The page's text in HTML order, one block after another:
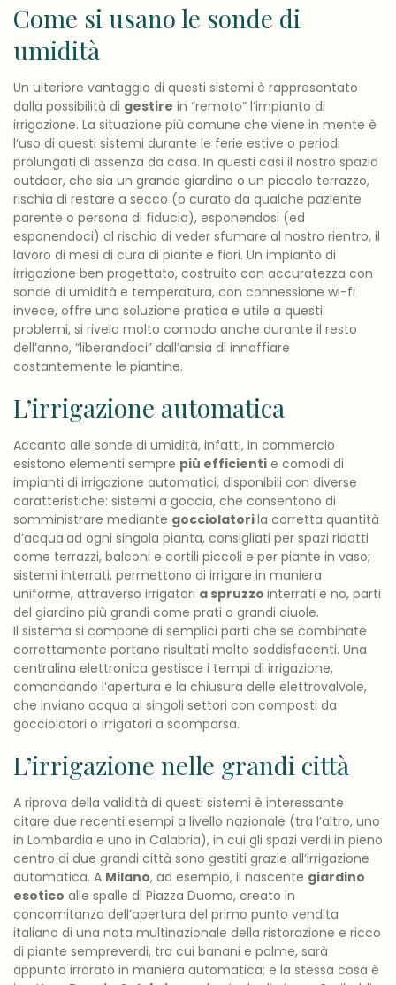
Come si usano le sonde di
umidità
Un ulteriore vantaggio di questi sistemi è rappresentato
dalla possibilità di gestire in “remoto” l’impianto di
irrigazione. La situazione più comune che viene in mente è
l’uso di questi sistemi durante le ferie estive o periodi
prolungati di assenza da casa. In questi casi il nostro spazio
outdoor, che sia un grande giardino o un piccolo terrazzo,
rischia di restare a secco (o curato da qualche paziente
parente o persona di fiducia), esponendosi (ed
esponendoci) al rischio di veder sfumare al nostro rientro, il
lavoro di mesi di cura di piante e fiori. Un impianto di
irrigazione ben progettato, costruito con accuratezza con
sonde di umidità e temperatura, con connessione wi-fi
invece, offre una soluzione pratica e utile a questi
problemi, si rivela molto comodo anche durante il resto
dell’anno, “liberandoci” dall’ansia di innaffiare
costantemente le piantine.
L’irrigazione automatica
Accanto alle sonde di umidità, infatti, in commercio
esistono elementi sempre più efficienti e comodi di
impianti di irrigazione automatici, disponibili con diverse
caratteristiche: sistemi a goccia, che consentono di
somministrare mediante gocciolatorila corretta quantità
d’acqua ad ogni singola pianta, consigliati per spazi ridotti
come terrazzi, balconi e cortili piccoli e per piante in vaso;
sistemi interrati, permettono di irrigare in maniera
uniforme, attraverso irrigatori a spruzzo interrati e no, parti
del giardino più grandi come prati o grandi aiuole.
Il sistema si compone di semplici parti che se combinate
correttamente portano risultati molto soddisfacenti. Una
centralina elettronica gestisce i tempi di irrigazione,
comandando l’apertura e la chiusura delle elettrovalvole,
che inviano acqua ai singoli settori con composti da
gocciolatori o irrigatori a scomparsa.
L’irrigazione nelle grandi città
A riprova della validità di questi sistemi è interessante
citare due recenti esempi a livello nazionale (tra l’altro, uno
in Lombardia e uno in Calabria), in cui gli spazi verdi in pieno
centro di due grandi città sono gestiti grazie all’irrigazione
automatica. A Milano, ad esempio, il nascente giardino
esotico alle spalle di Piazza Duomo, creato in
concomitanza dell’apertura del primo punto vendita
italiano di una nota multinazionale della ristorazione e ricco
di piante sempreverdi, tra cui banani e palme, sarà
appunto irrorato in maniera automatica; e la stessa cosa è